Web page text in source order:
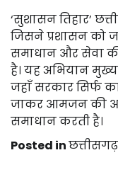
‘सुशासन तिहार’
जिसने प्रशासन को
समाधान और सेवा
है। यह अभियान
जहाँ सरकार सिर्फ
जाकर आमजन की
समाधान करती है।
Posted inछत्तीसगढ़